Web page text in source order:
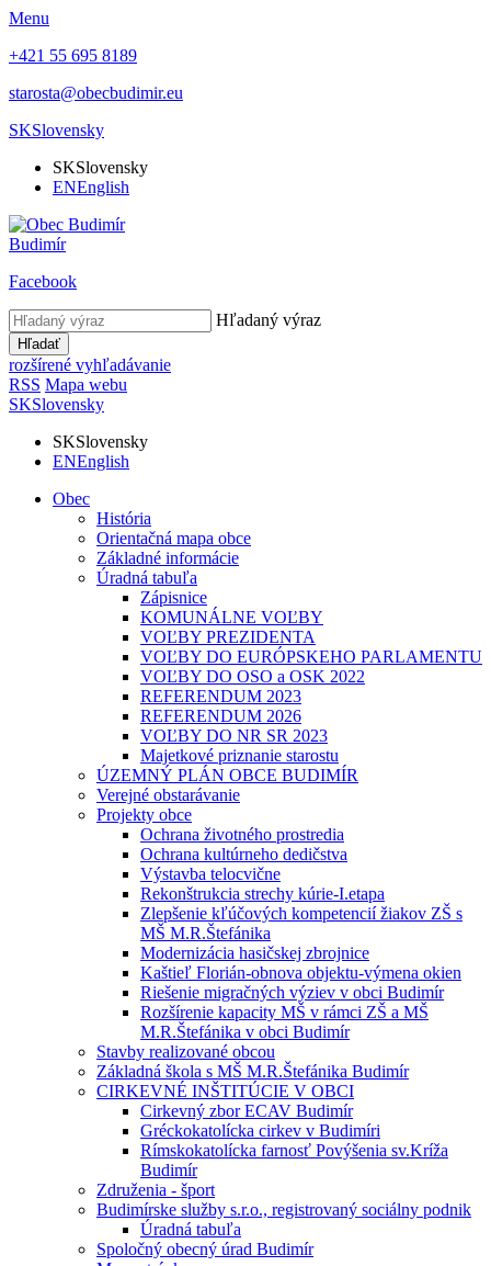
Menu
+421 55 695 8189
starosta@obecbudimir.eu
SKSlovensky
SKSlovensky
ENEnglish
Budimír
Facebook
Hľadaný výraz
Hľadať
rozšírené vyhľadávanie
RSS Mapa webu
SKSlovensky
SKSlovensky
ENEnglish
Obec
História
Orientačná mapa obce
Základné informácie
Úradná tabuľa
Zápisnice
KOMUNÁLNE VOĽBY
VOĽBY PREZIDENTA
VOĽBY DO EURÓPSKEHO PARLAMENTU
VOĽBY DO OSO a OSK 2022
REFERENDUM 2023
REFERENDUM 2026
VOĽBY DO NR SR 2023
Majetkové priznanie starostu
ÚZEMNÝ PLÁN OBCE BUDIMÍR
Verejné obstarávanie
Projekty obce
Ochrana životného prostredia
Ochrana kultúrneho dedičstva
Výstavba telocvične
Rekonštrukcia strechy kúrie-I.etapa
Zlepšenie kľúčových kompetencií žiakov ZŠ s
MŠ M.R.Štefánika
Modernizácia hasičskej zbrojnice
Kaštieľ Florián-obnova objektu-výmena okien
Riešenie migračných výziev v obci Budimír
Rozšírenie kapacity MŠ v rámci ZŠ a MŠ
M.R.Štefánika v obci Budimír
Stavby realizované obcou
Základná škola s MŠ M.R.Štefánika Budimír
CIRKEVNÉ INŠTITÚCIE V OBCI
Cirkevný zbor ECAV Budimír
Gréckokatolícka cirkev v Budimíri
Rímskokatolícka farnosť Povýšenia sv.Kríža
Budimír
Združenia - šport
Budimírske služby s.r.o., registrovaný sociálny podnik
Úradná tabuľa
Spoločný obecný úrad Budimír